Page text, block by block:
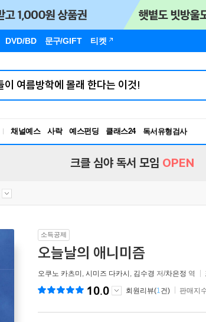
DVD/BD 문구/GIFT 티켓
채널예스 사락 예스펀딩 클래스24
독서유형검사
RBTI Lab
크클 심야 독서 모임 OPEN
소득공제
오늘날의 애니미즘
오쿠노 카츠미 , 시미즈 다카시 , 김수경 저/차은정 역
10.0 회원리뷰(1건) 판매지